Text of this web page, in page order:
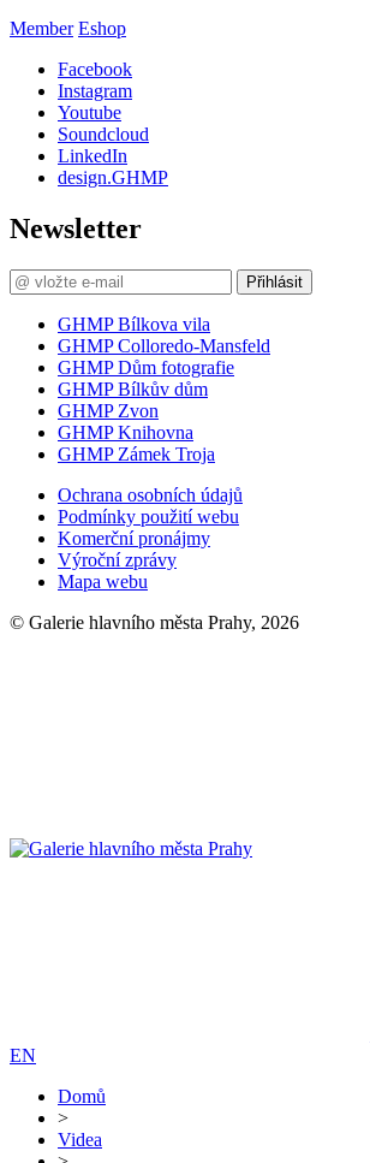
Member Eshop
Facebook
Instagram
Youtube
Soundcloud
LinkedIn
design.GHMP
Newsletter
Přihlásit
GHMP Bílkova vila
GHMP Colloredo-Mansfeld
GHMP Dům fotografie
GHMP Bílkův dům
GHMP Zvon
GHMP Knihovna
GHMP Zámek Troja
Ochrana osobních údajů
Podmínky použití webu
Komerční pronájmy
Výroční zprávy
Mapa webu
© Galerie hlavního města Prahy, 2026
EN
Domů
>
Videa